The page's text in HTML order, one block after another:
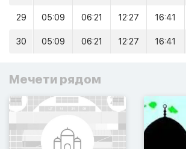
29 05:09 06:21 12:27 16:41
30 05:09 06:21 12:27 16:41
Мечети рядом